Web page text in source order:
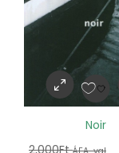
Noir